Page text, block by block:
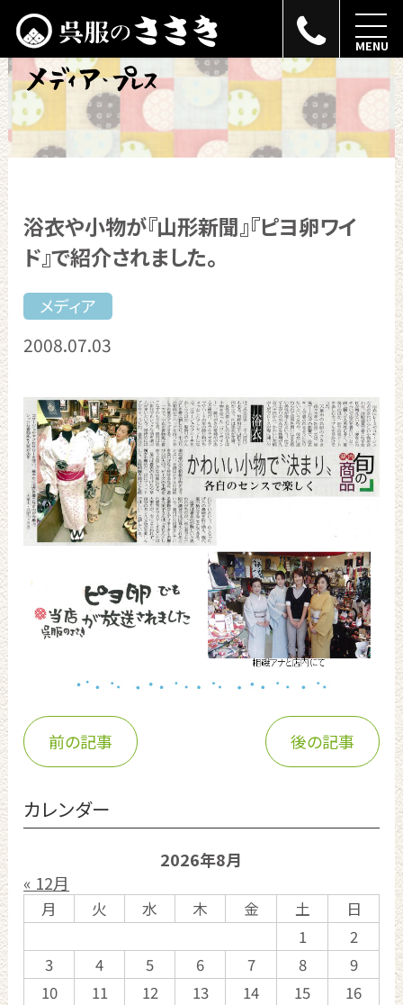
浴衣や小物が『山形新聞』『ピヨ卵ワイ
ド』で紹介されました。
メディア
2008.07.03
前の記事 後の記事
カレンダー
2026年8月
« 12月
月 火 水 木 金 土
日
1
2
3
4 5 6 7 8
9
10
11 12 13 14 15
16
MENU